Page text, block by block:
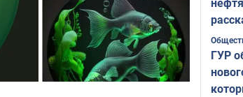
ГУР